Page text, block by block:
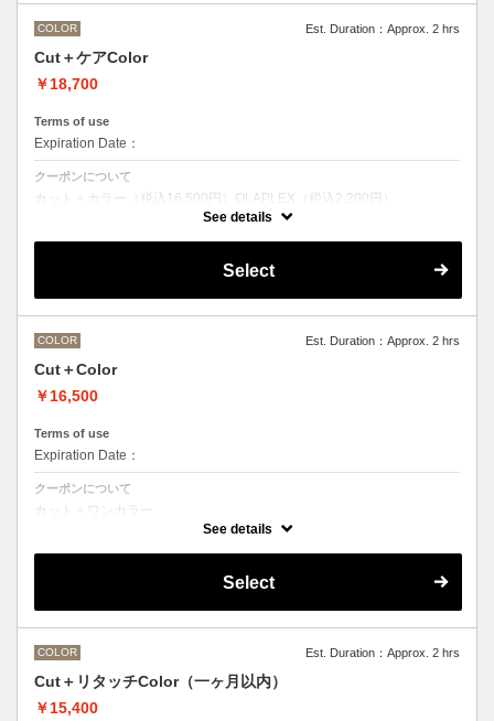
COLOR Est. Duration：Approx. 2 hrs
Cut＋ケアColor
￥18,700
Terms of use
Expiration Date：
クーポンについて
カット＋カラー（税込16,500円）OLAPLEX（税込2,200円）
前処理剤OLAPLEXを使ったカット＋ワンカラー
OLAPLEXを使うことでダメージを軽減させ、髪にツヤ、はりを与えま
●髪の長さにより別途ロング料金を頂戴いたします。
M ¥＋1100 L¥＋1650 LL¥＋2200
が異なりますので、別メニューをお選びください。
See details
Select
COLOR Est. Duration：Approx. 2 hrs
Cut＋Color
￥16,500
Terms of use
Expiration Date：
クーポンについて
カット＋ワンカラー
デザインなしの単色のカラーリングです。
M ¥＋1100 L¥＋1650 LL¥＋2200
●ポイントカラーなどのデザインカラーをご希望の場合、最終受付時間
See details
Select
COLOR Est. Duration：Approx. 2 hrs
Cut＋リタッチColor（一ヶ月以内）
￥15,400